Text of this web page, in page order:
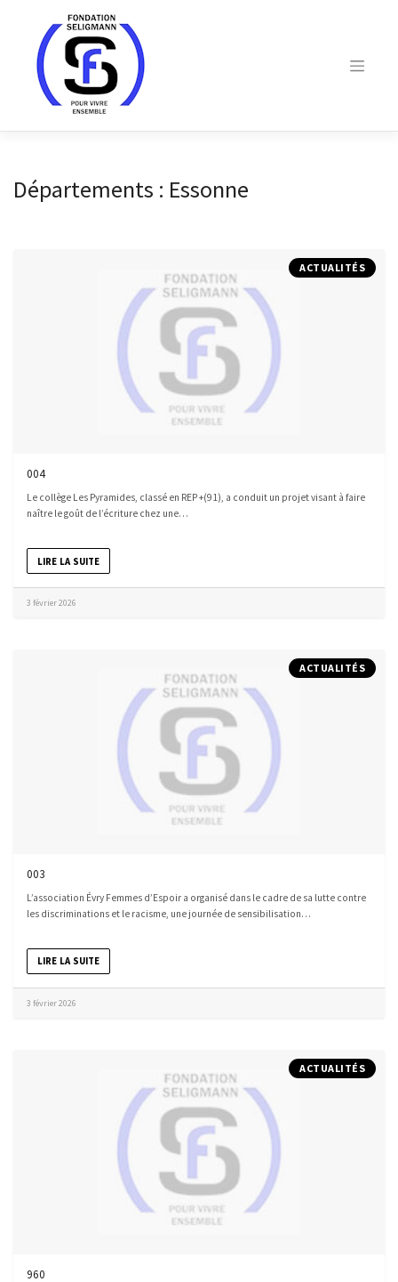
Départements : Essonne
ACTUALITÉS
004
Le collège Les Pyramides, classé en REP +(91), a conduit un projet visant à faire
naître le goût de l’écriture chez une…
LIRE LA SUITE
3 février 2026
ACTUALITÉS
003
L’association Évry Femmes d’Espoir a organisé dans le cadre de sa lutte contre
les discriminations et le racisme, une journée de sensibilisation…
LIRE LA SUITE
3 février 2026
ACTUALITÉS
960